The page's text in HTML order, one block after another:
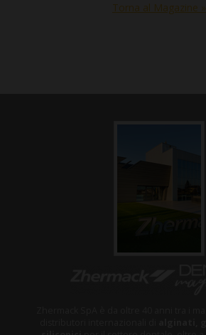
Torna al Magazine »